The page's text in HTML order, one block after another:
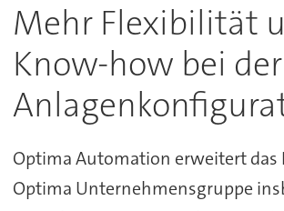
Mehr Flexibilität
Know-how bei der
Optima Automation erweitert das
Optima Unternehmensgruppe